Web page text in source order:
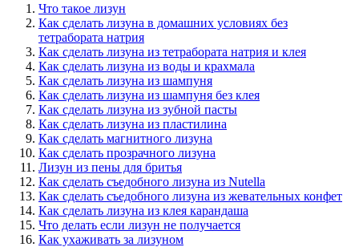
Что такое лизун
Как сделать лизуна в домашних условиях без
тетрабората натрия
Как сделать лизуна из тетрабората натрия и клея
Как сделать лизуна из воды и крахмала
Как сделать лизуна из шампуня
Как сделать лизуна из шампуня без клея
Как сделать лизуна из зубной пасты
Как сделать лизуна из пластилина
Как сделать магнитного лизуна
Как сделать прозрачного лизуна
Лизун из пены для бритья
Как сделать съедобного лизуна из Nutella
Как сделать съедобного лизуна из жевательных конфет
Как сделать лизуна из клея карандаша
Что делать если лизун не получается
Как ухаживать за лизуном